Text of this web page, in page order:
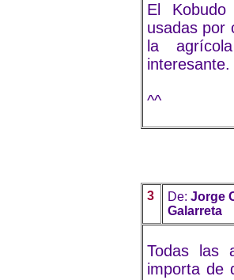
El
usadas por
la
interesante.
^^
3 De: Jorge
Galarreta
Todas las
importa de